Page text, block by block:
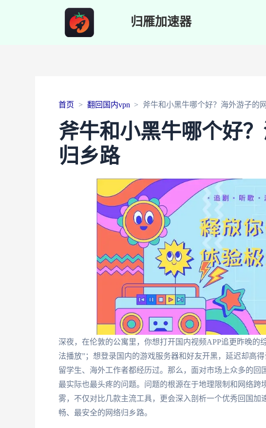
归雁加速器
首页 翻回国内vpn 斧牛和小黑牛哪个好？海外游子的
斧牛和小黑牛哪个好
归乡路
深夜，在伦敦的公寓里，你想打开国内视频APP追更昨晚的
法播放”；想登录国内的游戏服务器和好友开黑，延迟却高
留学生、海外工作者都经历过。那么，面对市场上众多的回
最实际也最头疼的问题。问题的根源在于地理限制和网络跨
雾，不仅对比几款主流工具，更会深入剖析一个优秀回国加
畅、最安全的网络归乡路。